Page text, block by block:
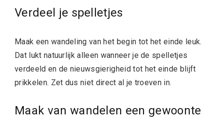
Verdeel je spelletjes
Maak een wandeling van het begin tot het einde leuk.
Dat lukt natuurlijk alleen wanneer je de spelletjes
verdeeld en de nieuwsgierigheid tot het einde blijft
prikkelen. Zet dus niet direct al je troeven in.
Maak van wandelen een gewoonte